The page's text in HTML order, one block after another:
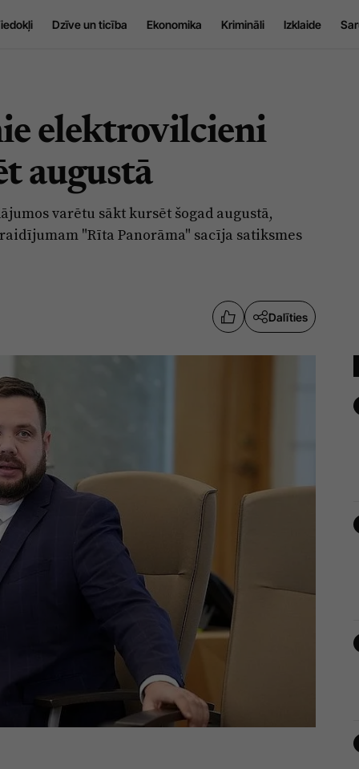
Dzīve un ticība Ekonomika Krimināli Izklaide
elektrovilcieni
augustā
varētu sākt kursēt šogad augustā,
"Rīta Panorāma" sacīja satiksmes
Dalīties